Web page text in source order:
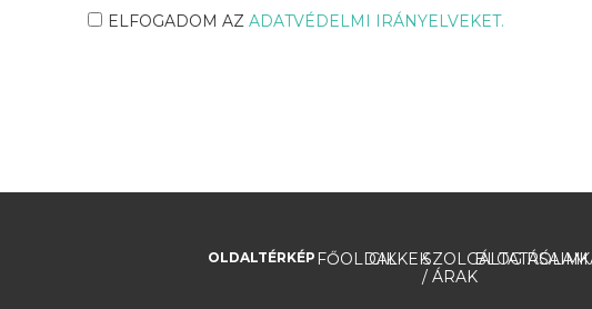
ELFOGADOM AZ ADATVÉDELMI IRÁNYELVEKET.
OLDALTÉRKÉP FŐOLDALCIKKEKSZOLGÁLTATÁSAIM
/ ÁRAK
BLOG RÓLAM